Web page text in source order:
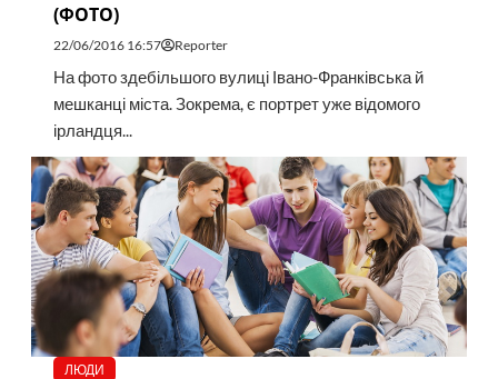
(ФОТО)
22/06/2016 16:57 Reporter
На фото здебільшого вулиці Івано-Франківська й
мешканці міста. Зокрема, є портрет уже відомого
ірландця...
ЛЮДИ